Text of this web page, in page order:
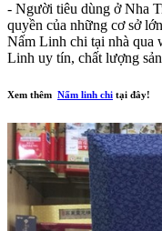
- Người tiêu dùng ở Nha
quyền của những cơ sở
Nấm Linh chi tại nhà qua
Linh uy tín, chất lượng
Xem thêm Nấm linh chi tại đây!